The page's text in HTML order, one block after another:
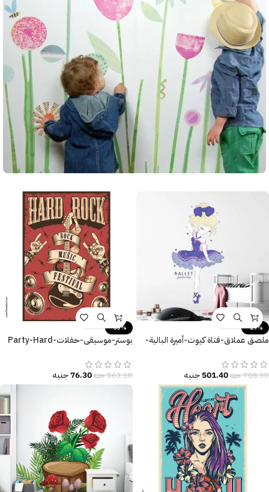
-29%
ملصق عملاق-فتاة كيوت-أميرة البالية-
708.50جنيه501.40جنيه
-53%
بوستر-موسيقى-حفلات-Party-Hard
163.50جنيه76.30جنيه